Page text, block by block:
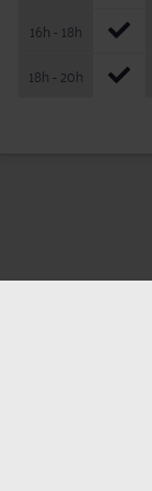
16h - 18h
18h - 20h